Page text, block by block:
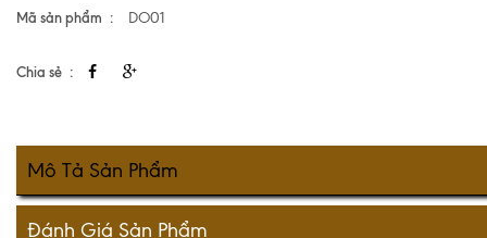
Mã sản phẩm DO01
Chia sẻ
Mô Tả Sản Phẩm
Đánh Giá Sản Phẩm